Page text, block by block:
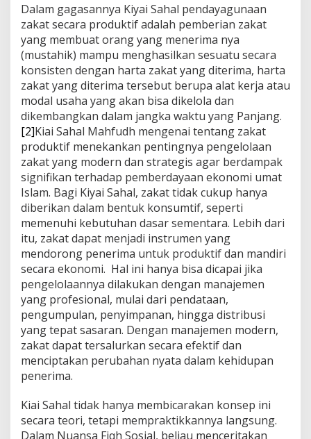
Dalam gagasannya Kiyai Sahal pendayagunaan
zakat secara produktif adalah pemberian zakat
yang membuat orang yang menerima nya
(mustahik) mampu menghasilkan sesuatu secara
konsisten dengan harta zakat yang diterima, harta
zakat yang diterima tersebut berupa alat kerja atau
modal usaha yang akan bisa dikelola dan
dikembangkan dalam jangka waktu yang Panjang.
[2]Kiai Sahal Mahfudh mengenai tentang zakat
produktif menekankan pentingnya pengelolaan
zakat yang modern dan strategis agar berdampak
signifikan terhadap pemberdayaan ekonomi umat
Islam. Bagi Kiyai Sahal, zakat tidak cukup hanya
diberikan dalam bentuk konsumtif, seperti
memenuhi kebutuhan dasar sementara. Lebih dari
itu, zakat dapat menjadi instrumen yang
mendorong penerima untuk produktif dan mandiri
secara ekonomi. Hal ini hanya bisa dicapai jika
pengelolaannya dilakukan dengan manajemen
yang profesional, mulai dari pendataan,
pengumpulan, penyimpanan, hingga distribusi
yang tepat sasaran. Dengan manajemen modern,
zakat dapat tersalurkan secara efektif dan
menciptakan perubahan nyata dalam kehidupan
penerima.
Kiai Sahal tidak hanya membicarakan konsep ini
secara teori, tetapi mempraktikkannya langsung.
Dalam Nuansa Fiqh Sosial, beliau menceritakan